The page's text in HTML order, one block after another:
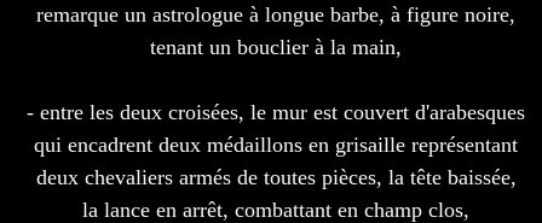
remarque un astrologue à longue barbe, à figure noire,
tenant un bouclier à la main,
- entre les deux croisées, le mur est couvert d'arabesques
qui encadrent deux médaillons en grisaille représentant
deux chevaliers armés de toutes pièces, la tête baissée,
la lance en arrêt, combattant en champ clos,